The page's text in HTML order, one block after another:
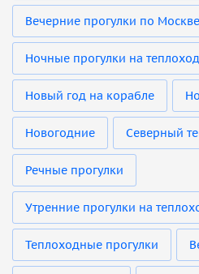
Вечерние прогулки по
Ночные прогулки на
Новый год на корабле
Новогодние Северный
Речные прогулки
Утренние прогулки на
Теплоходные прогулки